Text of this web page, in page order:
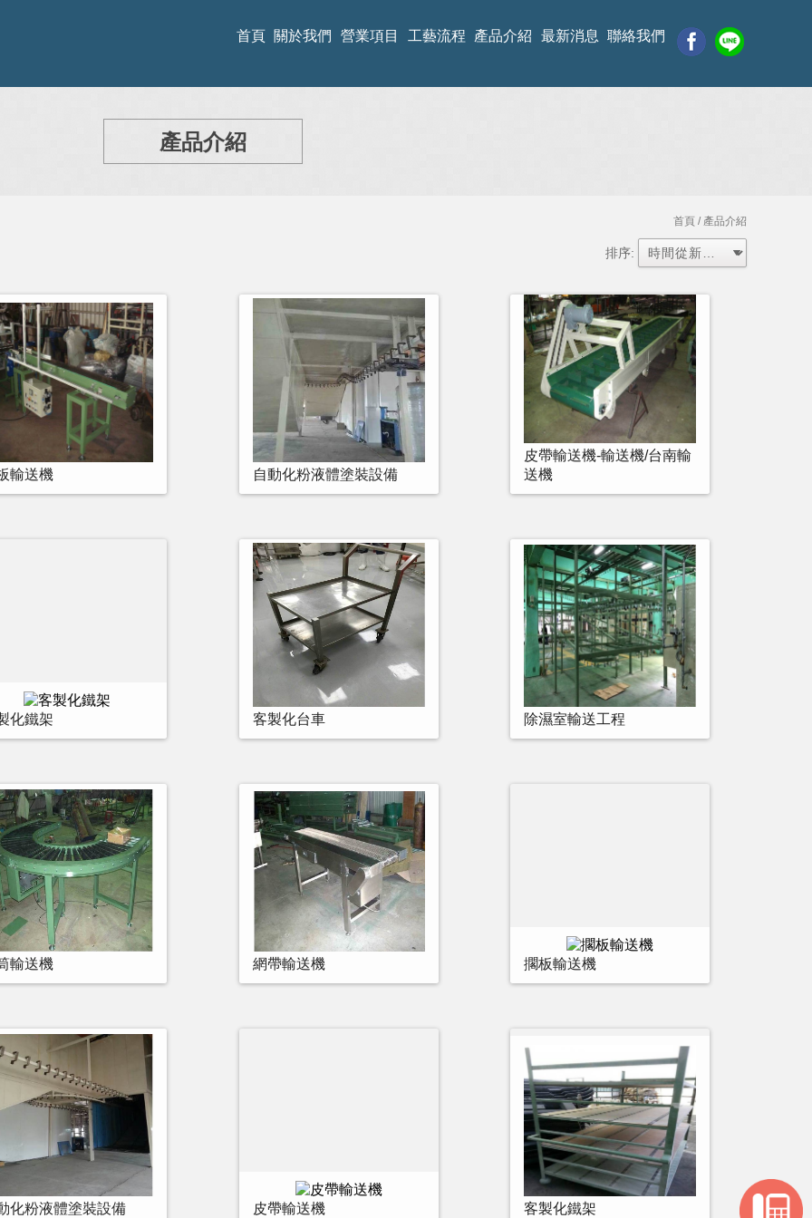
首頁 關於我們 營業項目 工藝流程 產品介紹 最新消息 聯絡我們
產品介紹
首頁 / 產品介紹
排序:
輸送機 自動化粉液體塗裝設備
皮帶輸送機-輸送機/台南輸
送機
化鐵架 客製化台車 除濕室輸送工程
輸送機 網帶輸送機 擱板輸送機
化粉液體塗裝設備 皮帶輸送機 客製化鐵架